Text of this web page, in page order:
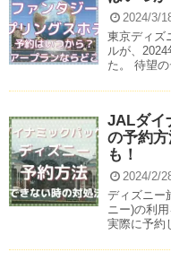
2024/3/
東京ディズ
ルが、
た。 待望
JALダイ
の予約
も！
2024/2/
ディズニー
ニー)の利
実際に予約